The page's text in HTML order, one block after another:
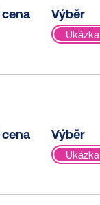
Výběr
Ukázka
Výběr
Ukázka